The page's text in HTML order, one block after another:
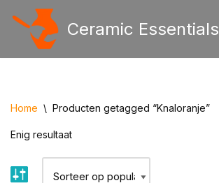
Ceramic Essentials
Home \ Producten getagged “Knaloranje”
Enig resultaat